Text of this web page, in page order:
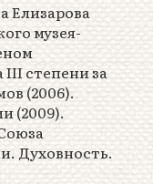
Елизарова
музея-
III степени за
(2006).
(2009).
Духовность.